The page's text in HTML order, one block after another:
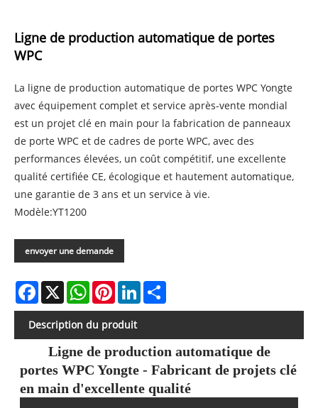
Ligne de production automatique de portes
WPC
La ligne de production automatique de portes WPC Yongte
avec équipement complet et service après-vente mondial
est un projet clé en main pour la fabrication de panneaux
de porte WPC et de cadres de porte WPC, avec des
performances élevées, un coût compétitif, une excellente
qualité certifiée CE, écologique et hautement automatique,
une garantie de 3 ans et un service à vie.
Modèle:YT1200
envoyer une demande
Facebook
X WhatsAppPinterestLinkedIn
Description du produit
Ligne de production automatique de
portes WPC Yongte - Fabricant de projets clé
en main d'excellente qualité